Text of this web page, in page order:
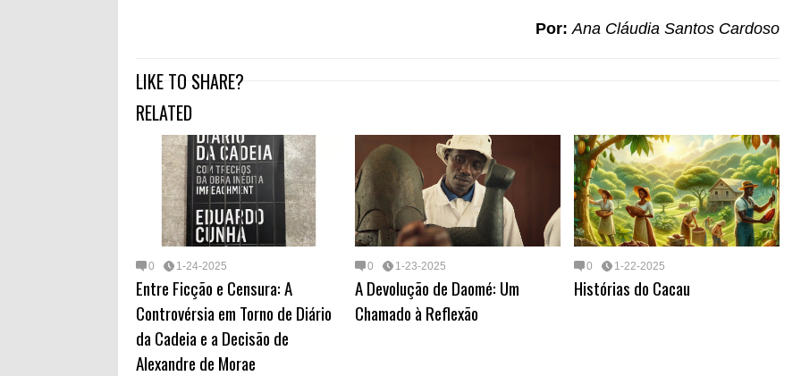
Por: Ana Cláudia Santos Cardoso
LIKE TO SHARE?
RELATED
0 1-24-2025
Entre Ficção e Censura: A
Controvérsia em Torno de Diário
da Cadeia e a Decisão de
Alexandre de Morae
0 1-23-2025
A Devolução de Daomé: Um
Chamado à Reflexão
0 1-22-2025
Histórias do Cacau